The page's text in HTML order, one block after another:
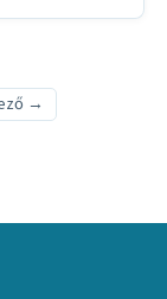
→